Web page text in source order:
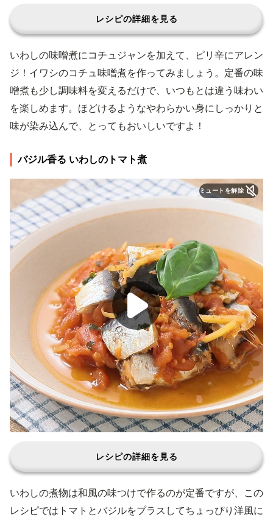
レシピの詳細を見る
いわしの味噌煮にコチュジャンを加えて、ピリ辛にアレン
ジ！イワシのコチュ味噌煮を作ってみましょう。定番の味
噌煮も少し調味料を変えるだけで、いつもとは違う味わい
を楽しめます。ほどけるようなやわらかい身にしっかりと
味が染み込んで、とってもおいしいですよ！
バジル香る いわしのトマト煮
ミュートを解除
レシピの詳細を見る
いわしの煮物は和風の味つけで作るのが定番ですが、この
レシピではトマトとバジルをプラスしてちょっぴり洋風に